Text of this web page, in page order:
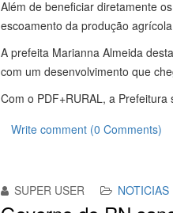
Além de beneficiar diretamente
escoamento da produção
A prefeita Marianna Almeida
com um desenvolvimento que
Com o PDF+RURAL, a
Write comment (0 Comments)
SUPER USER NOTICIAS